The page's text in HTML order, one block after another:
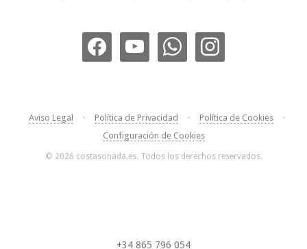
Aviso Legal • Política de Privacidad • Política de Cookies
•
Configuración de Cookies
© 2026 costasonada.es. Todos los derechos reservados.
+34 865 796 054